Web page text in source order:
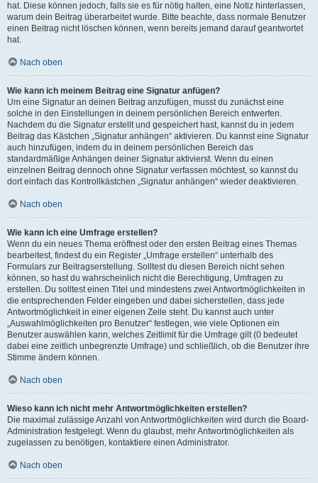
hat. Diese können jedoch, falls sie es für nötig halten, eine Notiz hinterlassen,
warum dein Beitrag überarbeitet wurde. Bitte beachte, dass normale Benutzer
einen Beitrag nicht löschen können, wenn bereits jemand darauf geantwortet
hat.
Nach oben
Wie kann ich meinem Beitrag eine Signatur anfügen?
Um eine Signatur an deinen Beitrag anzufügen, musst du zunächst eine
solche in den Einstellungen in deinem persönlichen Bereich entwerfen.
Nachdem du die Signatur erstellt und gespeichert hast, kannst du in jedem
Beitrag das Kästchen „Signatur anhängen“ aktivieren. Du kannst eine Signatur
auch hinzufügen, indem du in deinem persönlichen Bereich das
standardmäßige Anhängen deiner Signatur aktivierst. Wenn du einen
einzelnen Beitrag dennoch ohne Signatur verfassen möchtest, so kannst du
dort einfach das Kontrollkästchen „Signatur anhängen“ wieder deaktivieren.
Nach oben
Wie kann ich eine Umfrage erstellen?
Wenn du ein neues Thema eröffnest oder den ersten Beitrag eines Themas
bearbeitest, findest du ein Register „Umfrage erstellen“ unterhalb des
Formulars zur Beitragserstellung. Solltest du diesen Bereich nicht sehen
können, so hast du wahrscheinlich nicht die Berechtigung, Umfragen zu
erstellen. Du solltest einen Titel und mindestens zwei Antwortmöglichkeiten in
die entsprechenden Felder eingeben und dabei sicherstellen, dass jede
Antwortmöglichkeit in einer eigenen Zeile steht. Du kannst auch unter
„Auswahlmöglichkeiten pro Benutzer“ festlegen, wie viele Optionen ein
Benutzer auswählen kann, welches Zeitlimit für die Umfrage gilt (0 bedeutet
dabei eine zeitlich unbegrenzte Umfrage) und schließlich, ob die Benutzer ihre
Stimme ändern können.
Nach oben
Wieso kann ich nicht mehr Antwortmöglichkeiten erstellen?
Die maximal zulässige Anzahl von Antwortmöglichkeiten wird durch die Board-
Administration festgelegt. Wenn du glaubst, mehr Antwortmöglichkeiten als
zugelassen zu benötigen, kontaktiere einen Administrator.
Nach oben